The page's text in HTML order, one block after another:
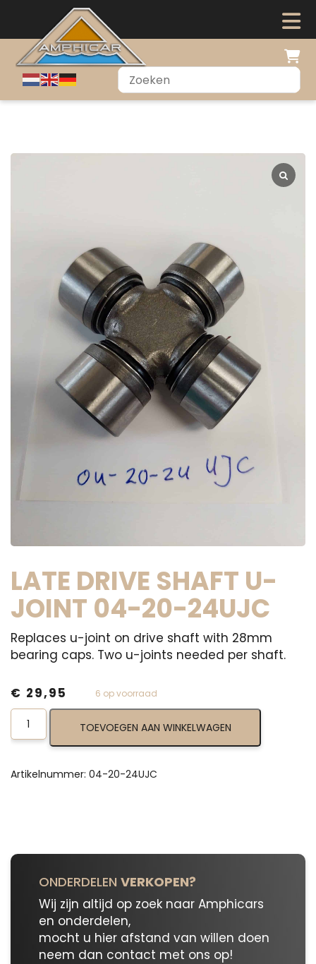
LATE DRIVE SHAFT U-
JOINT 04-20-24UJC
Replaces u-joint on drive shaft with 28mm
bearing caps. Two u-joints needed per shaft.
6 op voorraad
€ 29,95
Late
Drive
Shaft
Joint
TOEVOEGEN AAN WINKELWAGEN
Artikelnummer: 04-20-24UJC
ONDERDELEN VERKOPEN?
Wij zijn altijd op zoek naar Amphicars
en onderdelen,
mocht u hier afstand van willen doen
neem dan contact met ons op!